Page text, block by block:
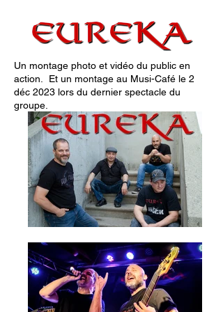
Un montage photo et vidéo du public en
action. Et un montage au Musi-Café le 2
déc 2023 lors du dernier spectacle du
groupe.